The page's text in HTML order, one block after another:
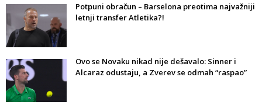
Potpuni obračun – Barselona preotima najvažniji
letnji transfer Atletika?!
Ovo se Novaku nikad nije dešavalo: Sinner i
Alcaraz odustaju, a Zverev se odmah “raspao”